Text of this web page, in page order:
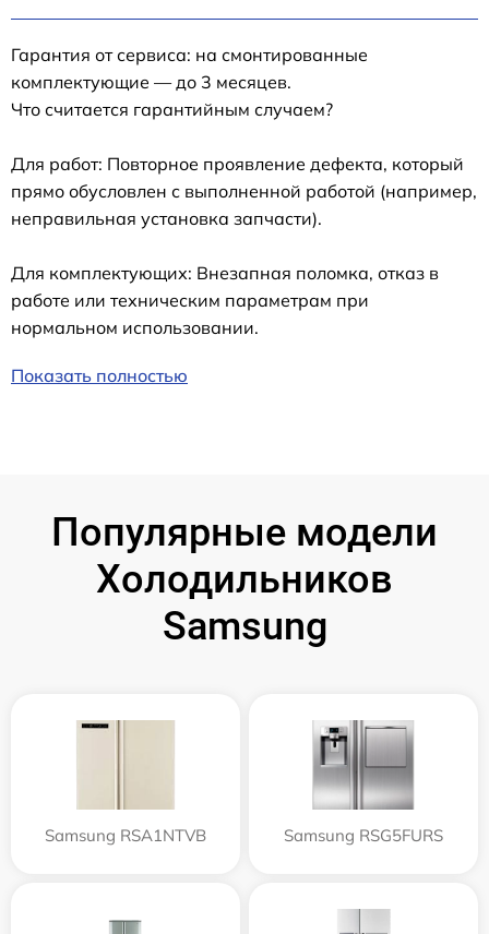
Гарантия от сервиса: на смонтированные
комплектующие — до 3 месяцев.
Что считается гарантийным случаем?
Для работ: Повторное проявление дефекта, который
прямо обусловлен с выполненной работой (например,
неправильная установка запчасти).
Для комплектующих: Внезапная поломка, отказ в
работе или техническим параметрам при
нормальном использовании.
Показать полностью
Популярные модели
Холодильников
Samsung
Samsung RSA1NTVB Samsung RSG5FURS